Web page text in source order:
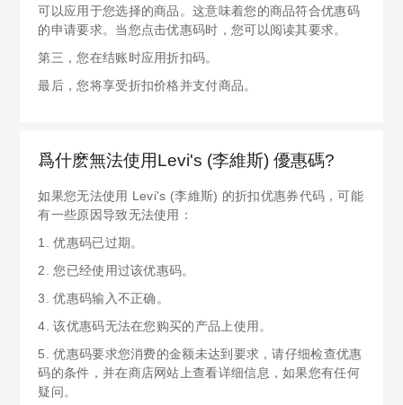
可以应用于您选择的商品。这意味着您的商品符合优惠码
的申请要求。当您点击优惠码时，您可以阅读其要求。
第三，您在结账时应用折扣码。
最后，您将享受折扣价格并支付商品。
爲什麽無法使用Levi's (李維斯) 優惠碼?
如果您无法使用 Levi's (李維斯) 的折扣优惠券代码，可能
有一些原因导致无法使用：
1. 优惠码已过期。
2. 您已经使用过该优惠码。
3. 优惠码输入不正确。
4. 该优惠码无法在您购买的产品上使用。
5. 优惠码要求您消费的金额未达到要求，请仔细检查优惠
码的条件，并在商店网站上查看详细信息，如果您有任何
疑问。